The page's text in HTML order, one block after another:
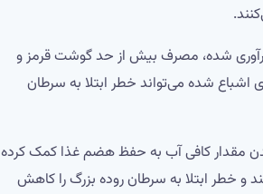
شده، مصرف بیش از حد گوشت قرمز و
اشباع شده می‌تواند خطر ابتلا به سرطان
مقدار کافی آب به حفظ هضم غذا کمک کرده
و خطر ابتلا به سرطان روده بزرگ را کاهش